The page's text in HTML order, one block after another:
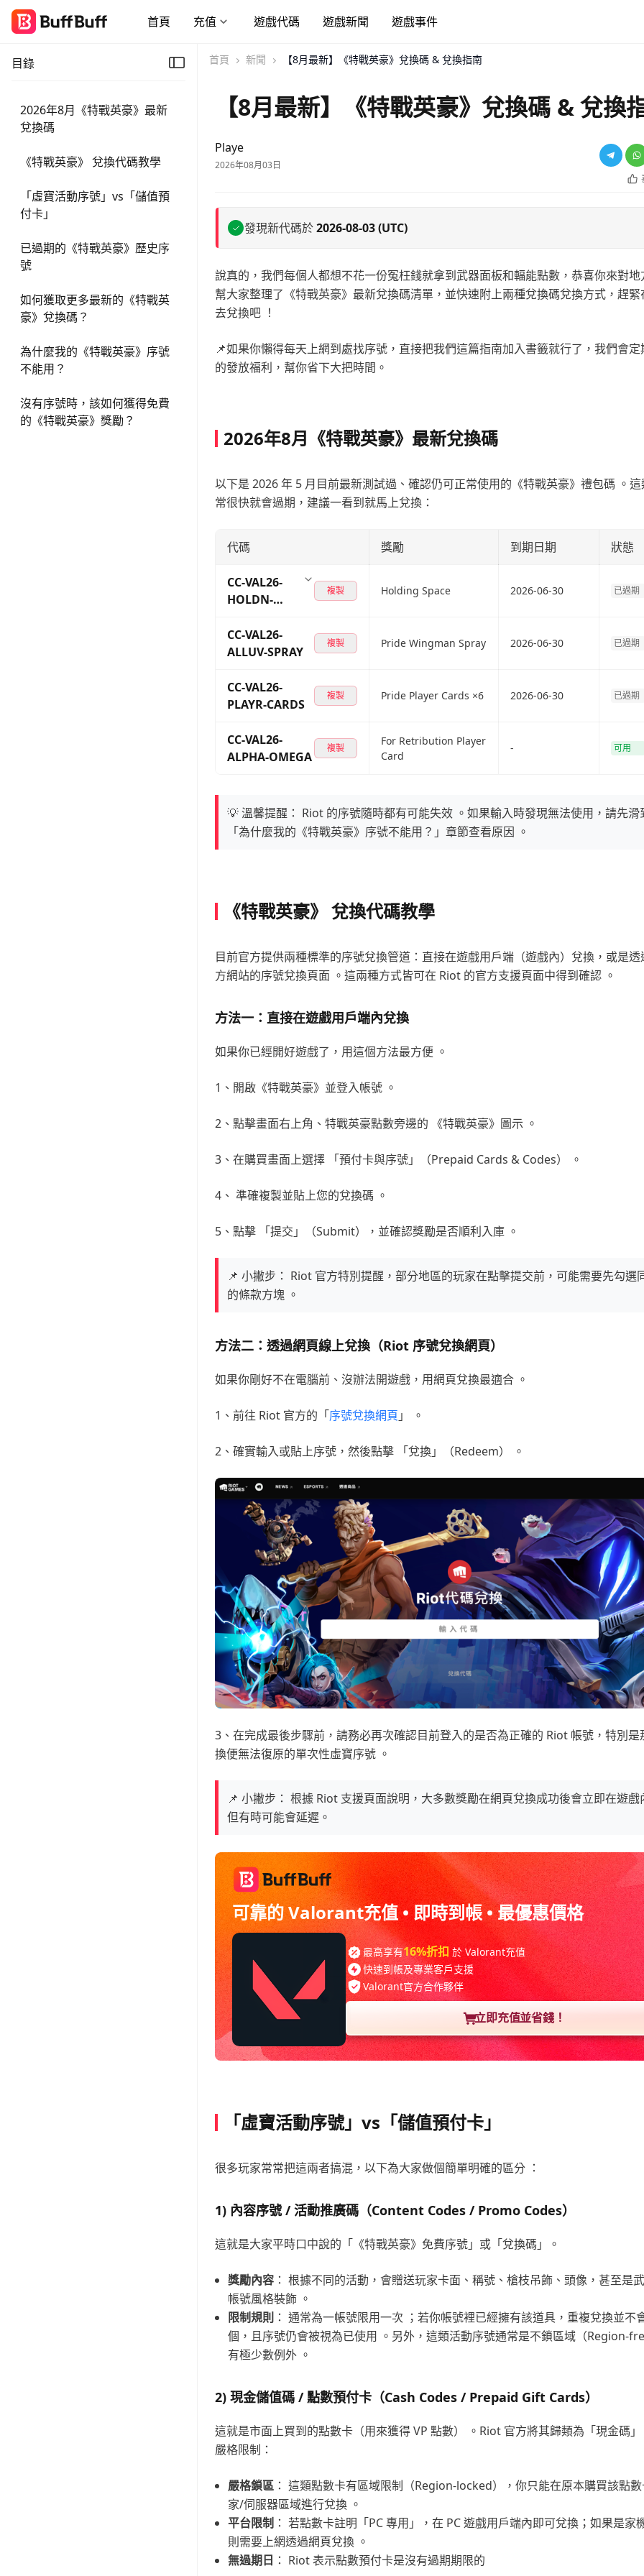
首頁 充值 遊戲代碼 遊戲新聞 遊戲事件
目錄
2026年8月《特戰英豪》最新
兌換碼
《特戰英豪》 兌換代碼教學
「虛寶活動序號」vs「儲值預
付卡」
已過期的《特戰英豪》歷史序
號
如何獲取更多最新的《特戰英
豪》兌換碼？
為什麼我的《特戰英豪》序號
不能用？
沒有序號時，該如何獲得免費
的《特戰英豪》獎勵？
首頁 新聞 【8月最新】《特戰英豪》兌換碼 & 兌換指南
【8月最新】《特戰英豪》兌換碼 & 兌換
Playe
2026年08月03日
發現新代碼於2026-08-03 (UTC)
說真的，我們每個人都想不花一份冤枉錢就拿到武器面板和輻能點數，恭喜你來對
幫大家整理了《特戰英豪》最新兌換碼清單，並快速附上兩種兌換碼兌換方式，趕
去兌換吧 ！
📌如果你懶得每天上網到處找序號，直接把我們這篇指南加入書籤就行了，我們會
的發放福利，幫你省下大把時間。
2026年8月《特戰英豪》最新兌換碼
以下是 2026 年 5 月目前最新測試過、確認仍可正常使用的《特戰英豪》禮包碼 。
常很快就會過期，建議一看到就馬上兌換：
代碼 獎勵 到期日期 狀態
CC-VAL26-
HOLDN-
複製 Holding Space 2026-06-30 已過期
CC-VAL26-
ALLUV-SPRAY
複製 Pride Wingman Spray 2026-06-30 已過期
CC-VAL26-
PLAYR-CARDS
複製 Pride Player Cards ×6 2026-06-30 已過期
CC-VAL26-
ALPHA-OMEGA
複製
For Retribution Player
Card
- 可用
💡 溫馨提醒： Riot 的序號隨時都有可能失效 。如果輸入時發現無法使用，請先滑
「為什麼我的《特戰英豪》序號不能用？」章節查看原因 。
《特戰英豪》 兌換代碼教學
目前官方提供兩種標準的序號兌換管道：直接在遊戲用戶端（遊戲內）兌換，或是
方網站的序號兌換頁面 。這兩種方式皆可在 Riot 的官方支援頁面中得到確認 。
方法一：直接在遊戲用戶端內兌換
如果你已經開好遊戲了，用這個方法最方便 。
1、開啟《特戰英豪》並登入帳號 。
2、點擊畫面右上角、特戰英豪點數旁邊的 《特戰英豪》圖示 。
3、在購買畫面上選擇 「預付卡與序號」（Prepaid Cards & Codes） 。
4、 準確複製並貼上您的兌換碼 。
5、點擊 「提交」（Submit），並確認獎勵是否順利入庫 。
📌 小撇步： Riot 官方特別提醒，部分地區的玩家在點擊提交前，可能需要先勾選
的條款方塊 。
方法二：透過網頁線上兌換（Riot 序號兌換網頁）
如果你剛好不在電腦前、沒辦法開遊戲，用網頁兌換最適合 。
1、前往 Riot 官方的「序號兌換網頁 」 。
2、確實輸入或貼上序號，然後點擊 「兌換」（Redeem） 。
3、在完成最後步驟前，請務必再次確認目前登入的是否為正確的 Riot 帳號，特別是
換便無法復原的單次性虛寶序號 。
📌 小撇步： 根據 Riot 支援頁面說明，大多數獎勵在網頁兌換成功後會立即在遊戲
但有時可能會延遲。
可靠的 Valorant充值 • 即時到帳 • 最優惠價格
最高享有16%折扣 於 Valorant充值
快速到帳及專業客戶支援
Valorant官方合作夥伴
立即充值並省錢！
「虛寶活動序號」vs「儲值預付卡」
很多玩家常常把這兩者搞混，以下為大家做個簡單明確的區分 ：
1) 內容序號 / 活動推廣碼（Content Codes / Promo Codes）
這就是大家平時口中說的「《特戰英豪》免費序號」或「兌換碼」。
獎勵內容 ： 根據不同的活動，會贈送玩家卡面、稱號、槍枝吊飾、頭像，甚至是
帳號風格裝飾 。
限制規則 ： 通常為一帳號限用一次 ；若你帳號裡已經擁有該道具，重複兌換並不
個，且序號仍會被視為已使用 。另外，這類活動序號通常是不鎖區域（Region-
有極少數例外 。
2) 現金儲值碼 / 點數預付卡（Cash Codes / Prepaid Gift Cards）
這就是市面上買到的點數卡（用來獲得 VP 點數） 。Riot 官方將其歸類為「現金碼
嚴格限制：
嚴格鎖區 ： 這類點數卡有區域限制（Region-locked），你只能在原本購買該點
家/伺服器區域進行兌換 。
平台限制 ： 若點數卡註明「PC 專用」，在 PC 遊戲用戶端內即可兌換；如果是家
則需要上網透過網頁兌換 。
無過期日 ： Riot 表示點數預付卡是沒有過期期限的